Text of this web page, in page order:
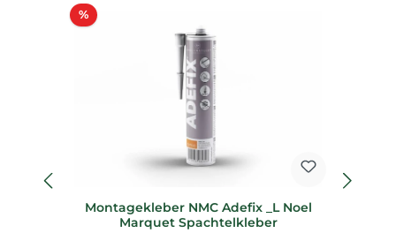
%Rabatt
Montagekleber NMC Adefix _L Noel
Marquet Spachtelkleber